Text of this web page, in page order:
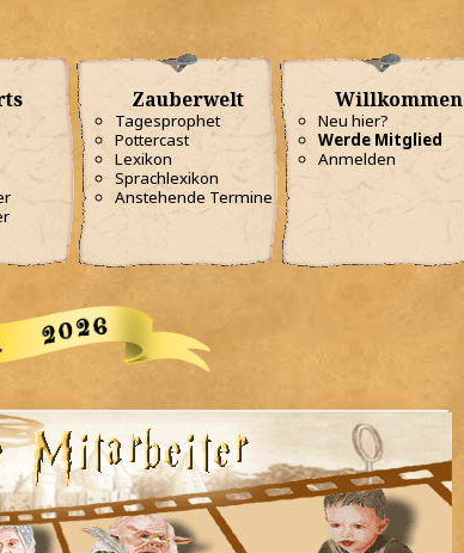
Zauberwelt
Tagesprophet
Pottercast
Lexikon
Sprachlexikon
Anstehende Termine
Willkommen
Neu hier?
Werde Mitglied
Anmelden